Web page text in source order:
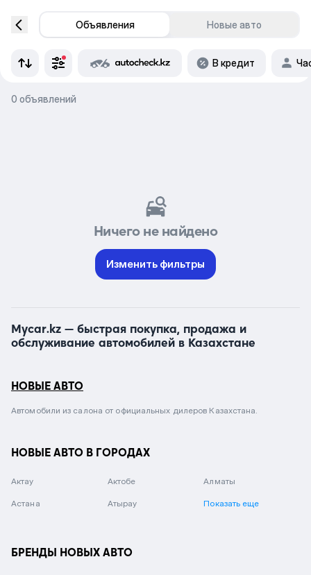
Объявления Новые авто
В кредит
0 объявлений
Ничего не найдено
Изменить фильтры
Mycar.kz — быстрая покупка, продажа и
обслуживание автомобилей в Казахстане
НОВЫЕ АВТО
Автомобили из салона от официальных дилеров Казахстана.
НОВЫЕ АВТО В ГОРОДАХ
Актау Актобе Алматы
Астана Атырау Показать еще
БРЕНДЫ НОВЫХ АВТО